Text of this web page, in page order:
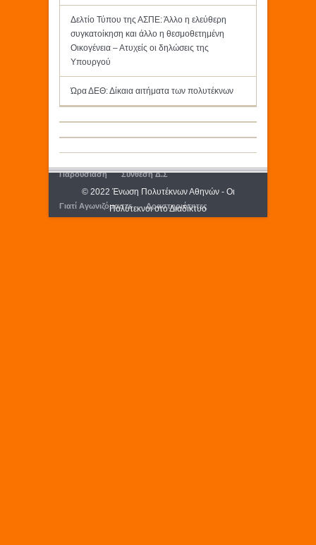
Δελτίο Τύπου της ΑΣΠΕ: Άλλο η ελεύθερη
συγκατοίκηση και άλλο η θεσμοθετημένη
Οικογένεια – Ατυχείς οι δηλώσεις της
Υπουργού
Ώρα ΔΕΘ: Δίκαια αιτήματα των πολυτέκνων
Παρουσίαση Σύνθεση Δ.Σ
Γιατί Αγωνιζόμαστε Δραστηριότητες
© 2022 Ένωση Πολυτέκνων Αθηνών - Οι
Πολύτεκνοι στο Διαδίκτυο